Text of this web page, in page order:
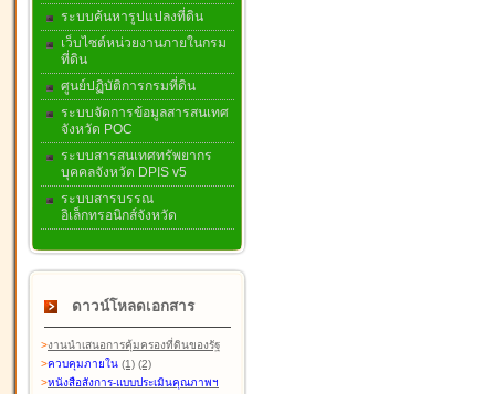
ระบบค้นหารูปแปลงที่ดิน
เว็บไซต์หน่วยงานภายในกรม
ที่ดิน
ศูนย์ปฏิบัติการกรมที่ดิน
ระบบจัดการข้อมูลสารสนเทศ
จังหวัด POC
ระบบสารสนเทศทรัพยากร
บุคคลจังหวัด DPIS v5
ระบบสารบรรณ
อิเล็กทรอนิกส์จังหวัด
ดาวน์โหลดเอกสาร
>งานนำเสนอการคุ้มครองที่ดินของรัฐ
>ควบคุมภายใน (1) (2)
>หนังสือสังการ-แบบประเมินคุณภาพฯ